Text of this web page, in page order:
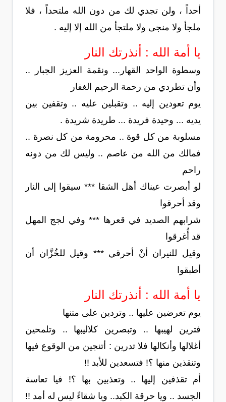
أحداً ، ولن تجدي لك من دون الله ملتحداً ، فلا
ملجأ ولا منجى ولا ملتجأ من الله إلا إليه .
يا أمة الله : أنذرتك النار
وسطوة الواحد القهار... ونقمة العزيز الجبار ..
وأن تطردي من رحمة الرحيم الغفار
يوم تعودين إليه .. وتقبلين عليه .. وتقفين بين
يديه ... وحيدة فريدة ... طريدة شريدة .
مسلوبة من كل قوة .. محرومة من كل نصرة ..
فمالك من الله من عاصم .. وليس لك من دونه
راحم
لو أبصرت عيناك أهل الشقا *** سيقوا إلى النار
وقد أحرقوا
شرابهم الصديد في قعرها *** وفي لجج المهل
قد أُغرقوا
وقيل للنيران أنْ أحرقي *** وقيل للخُزَّان أن
أطبقوا
يا أمة الله : أنذرتك النار
يوم تعرضين عليها .. وتردين على متنها
فترين لهيبها .. وتبصرين كلاليبها .. وتلمحين
أغلالها وأنكالها فلا تدرين : أتنجين من الوقوع فيها
وتنقذين منها ؟! فتسعدين للأبد !!
أم تقذفين إليها .. وتعذبين بها ؟! فيا تعاسة
الجسد .. ويا حرقة الكبد.. ويا شقاءً ليس له أمد !!